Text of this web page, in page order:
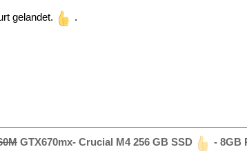
gelandet. .
GTX670mx- Crucial M4 256 GB SSD - 8GB